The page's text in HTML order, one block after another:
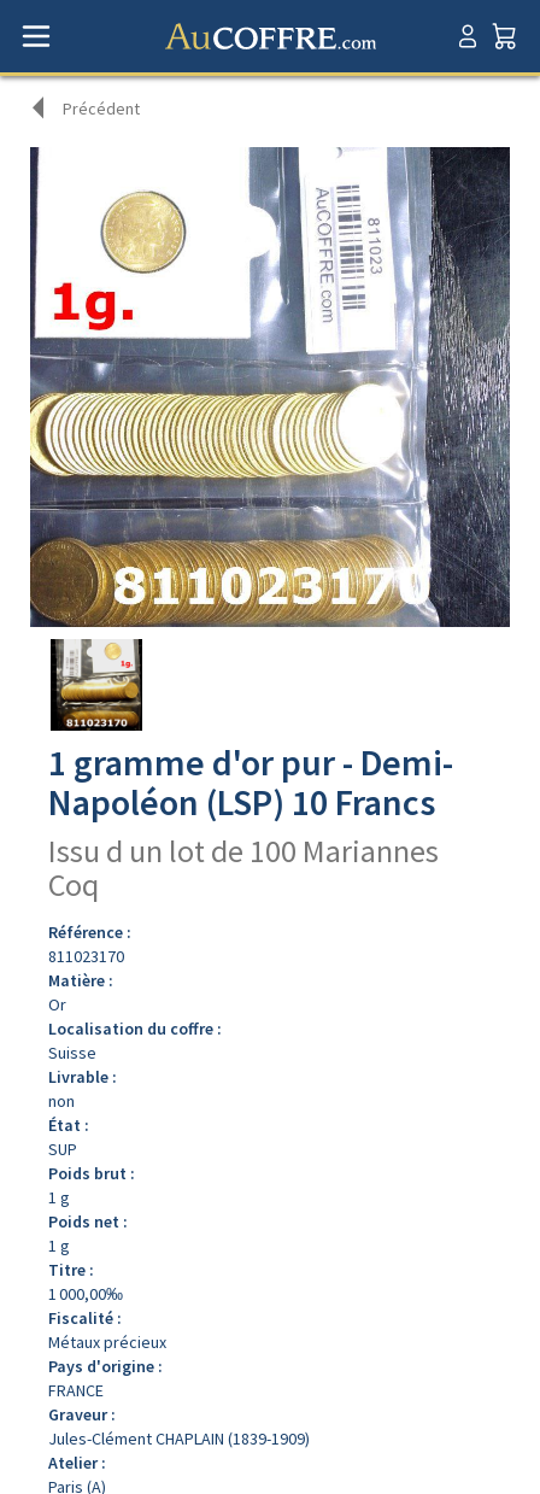
Précédent
Avers
produit
1 gramme d'or pur - Demi-
Napoléon (LSP) 10 Francs
Issu d un lot de 100 Mariannes
Coq
Référence :
811023170
Matière :
Or
Localisation du coffre :
Suisse
Livrable :
non
État :
SUP
Poids brut :
1 g
Poids net :
1 g
Titre :
1 000,00‰
Fiscalité :
Métaux précieux
Pays d'origine :
FRANCE
Graveur :
Jules-Clément CHAPLAIN (1839-1909)
Atelier :
Paris (A)